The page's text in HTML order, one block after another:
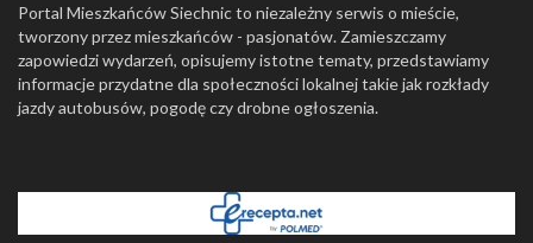
Portal Mieszkańców Siechnic to niezależny serwis o mieście,
tworzony przez mieszkańców - pasjonatów. Zamieszczamy
zapowiedzi wydarzeń, opisujemy istotne tematy, przedstawiamy
informacje przydatne dla społeczności lokalnej takie jak rozkłady
jazdy autobusów, pogodę czy drobne ogłoszenia.